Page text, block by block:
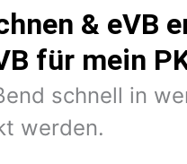
& eVB
für mein
schnell in
werden.